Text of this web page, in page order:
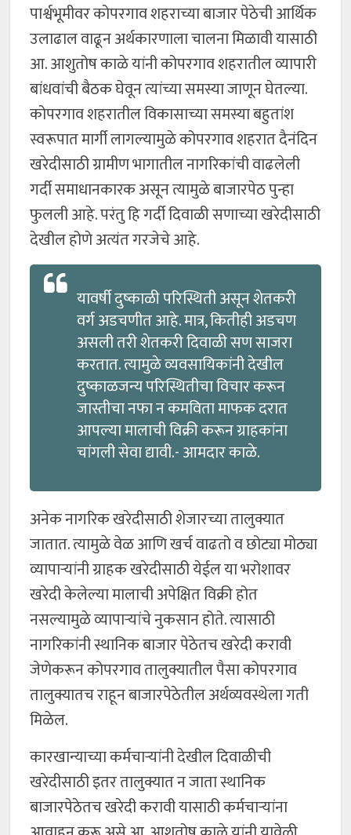
पार्श्वभूमीवर कोपरगाव शहराच्या बाजार पेठेची आर्थिक
उलाढाल वाढून अर्थकारणाला चालना मिळावी यासाठी
आ. आशुतोष काळे यांनी कोपरगाव शहरातील व्यापारी
बांधवांची बैठक घेवून त्यांच्या समस्या जाणून घेतल्या.
कोपरगाव शहरातील विकासाच्या समस्या बहुतांश
स्वरूपात मार्गी लागल्यामुळे कोपरगाव शहरात दैनंदिन
खरेदीसाठी ग्रामीण भागातील नागरिकांची वाढलेली
गर्दी समाधानकारक असून त्यामुळे बाजारपेठ पुन्हा
फुलली आहे. परंतु हि गर्दी दिवाळी सणाच्या खरेदीसाठी
देखील होणे अत्यंत गरजेचे आहे.
यावर्षी दुष्काळी परिस्थिती असून शेतकरी
वर्ग अडचणीत आहे. मात्र, कितीही अडचण
असली तरी शेतकरी दिवाळी सण साजरा
करतात. त्यामुळे व्यवसायिकांनी देखील
दुष्काळजन्य परिस्थितीचा विचार करून
जास्तीचा नफा न कमविता माफक दरात
आपल्या मालाची विक्री करून ग्राहकांना
चांगली सेवा द्यावी.- आमदार काळे.
अनेक नागरिक खरेदीसाठी शेजारच्या तालुक्यात
जातात. त्यामुळे वेळ आणि खर्च वाढतो व छोट्या मोठ्या
व्यापाऱ्यांनी ग्राहक खरेदीसाठी येईल या भरोशावर
खरेदी केलेल्या मालाची अपेक्षित विक्री होत
नसल्यामुळे व्यापाऱ्यांचे नुकसान होते. त्यासाठी
नागरिकांनी स्थानिक बाजार पेठेतच खरेदी करावी
जेणेकरून कोपरगाव तालुक्यातील पैसा कोपरगाव
तालुक्यातच राहून बाजारपेठेतील अर्थव्यवस्थेला गती
मिळेल.
कारखान्याच्या कर्मचाऱ्यांनी देखील दिवाळीची
खरेदीसाठी इतर तालुक्यात न जाता स्थानिक
बाजारपेठेतच खरेदी करावी यासाठी कर्मचाऱ्यांना